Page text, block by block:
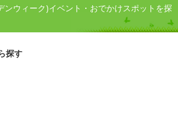
ンウィーク)イベント・おでかけスポットを探
探す